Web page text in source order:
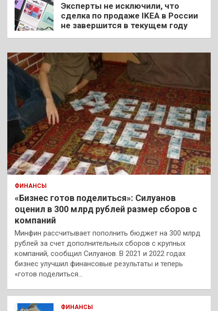
Эксперты не исключили, что
сделка по продаже IKEA в России
не завершится в текущем году
ФИНАНСЫ
«Бизнес готов поделиться»: Силуанов
оценил в 300 млрд рублей размер сборов с
компаний
Минфин рассчитывает пополнить бюджет на 300 млрд
рублей за счет дополнительных сборов с крупных
компаний, сообщил Силуанов. В 2021 и 2022 годах
бизнес улучшил финансовые результаты и теперь
«готов поделиться…
ФИНАНСЫ